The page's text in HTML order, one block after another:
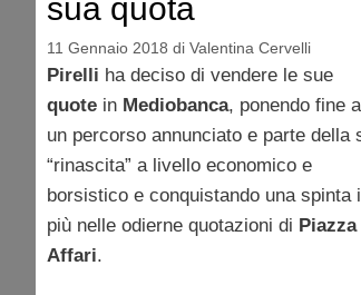
sua quota
11 Gennaio 2018 di Valentina Cervelli
Pirelli ha deciso di vendere le sue
quote in Mediobanca, ponendo fine
un percorso annunciato e parte della
“rinascita” a livello economico e
borsistico e conquistando una spinta
più nelle odierne quotazioni di Piazza
Affari.